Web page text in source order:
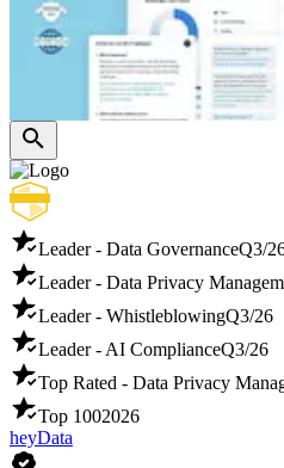
Leader - Data GovernanceQ3/
Leader - Data Privacy
Leader - WhistleblowingQ3/26
Leader - AI ComplianceQ3/26
Top Rated - Data Privacy
Top 1002026
heyData